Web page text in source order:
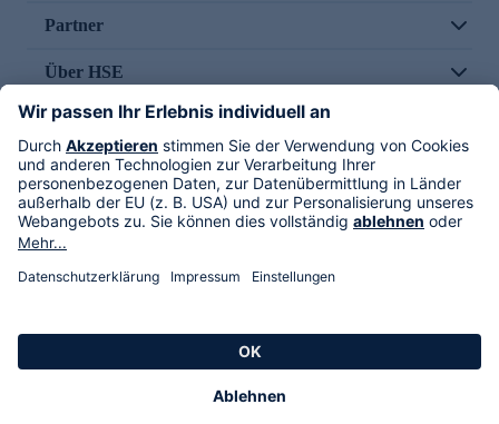
Partner
Über HSE
Im TV
HSE International